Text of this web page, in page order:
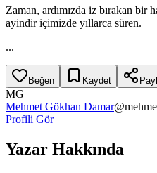
Zaman, ardımızda iz bırakan bir
ayindir içimizde yıllarca süren.
...
Beğen Kaydet
MG
Mehmet Gökhan Damar@
Profili Gör
Yazar Hakkında